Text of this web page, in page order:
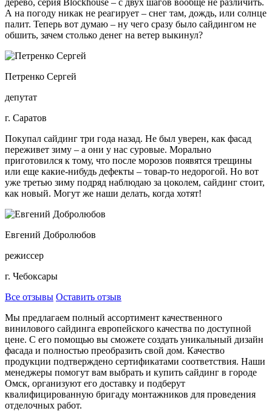
А на погоду никак не реагирует – снег там, дождь, или солнце
палит. Теперь вот думаю – ну чего сразу было сайдингом не
обшить, зачем столько денег на ветер выкинул?
Петренко Сергей
депутат
г. Саратов
Покупал сайдинг три года назад. Не был уверен, как фасад
переживет зиму – а они у нас суровые. Морально
приготовился к тому, что после морозов появятся трещины
или еще какие-нибудь дефекты – товар-то недорогой. Но вот
уже третью зиму подряд наблюдаю за цоколем, сайдинг стоит,
как новый. Могут же наши делать, когда хотят!
Евгений Добролюбов
режиссер
г. Чебоксары
Все отзывы Оставить отзыв
Мы предлагаем полный ассортимент качественного
винилового сайдинга европейского качества по доступной
цене. С его помощью вы сможете создать уникальный дизайн
фасада и полностью преобразить свой дом. Качество
продукции подтверждено сертификатами соответствия. Наши
менеджеры помогут вам выбрать и купить сайдинг в городе
Омск, организуют его доставку и подберут
квалифицированную бригаду монтажников для проведения
отделочных работ.